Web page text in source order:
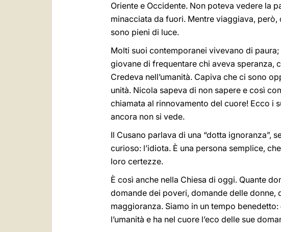
Oriente e Occidente. Non poteva vedere la
minacciata da fuori. Mentre viaggiava,
sono pieni di luce.
Molti suoi contemporanei vivevano di
giovane di frequentare chi aveva speranza,
Credeva nell’umanità. Capiva che ci sono
unità. Nicola sapeva di non sapere e così
chiamata al rinnovamento del cuore! Ecco i
ancora non si vede.
Il Cusano parlava di una “dotta ignoranza”,
curioso: l’idiota. È una persona semplice,
loro certezze.
È così anche nella Chiesa di oggi. Quante
domande dei poveri, domande delle donne,
maggioranza. Siamo in un tempo
l’umanità e ha nel cuore l’eco delle sue